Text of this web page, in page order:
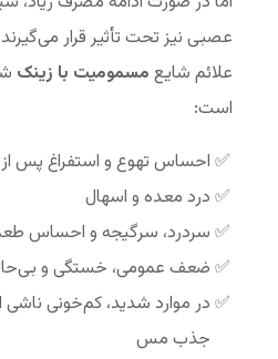
عصبی نیز تحت تأثیر قرار
علائم شایع مسمومیت با زینک
است:
احساس تهوع و استفراغ پس
درد معده و اسهال
سردرد، سرگیجه و احساس
ضعف عمومی، خستگی و
در موارد شدید، کم‌خونی
جذب مس